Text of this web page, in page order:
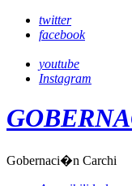
twitter
facebook
youtube
Instagram
Gobernaci�n Carchi